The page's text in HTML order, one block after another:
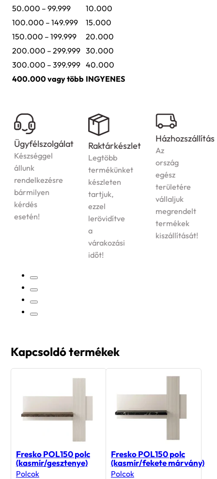
50.000 – 99.999
10.000
100.000 – 149.999
15.000
150.000 – 199.999
20.000
200.000 – 299.999 30.000
300.000 – 399.999 40.000
400.000 vagy több INGYENES
Ügyfélszolgálat
Készséggel
állunk
rendelkezésre
bármilyen
kérdés
esetén!
Raktárkészlet
Legtöbb
termékünket
készleten
tartjuk,
ezzel
lerövidítve
a
várakozási
időt!
Házhozszállítás
Az
ország
egész
területére
vállaljuk
megrendelt
termékek
kiszállítását!
Kapcsoldó termékek
Fresko POL150 polc
(kasmír/gesztenye)
Polcok
Fresko POL150 polc
(kasmír/fekete márvány)
Polcok